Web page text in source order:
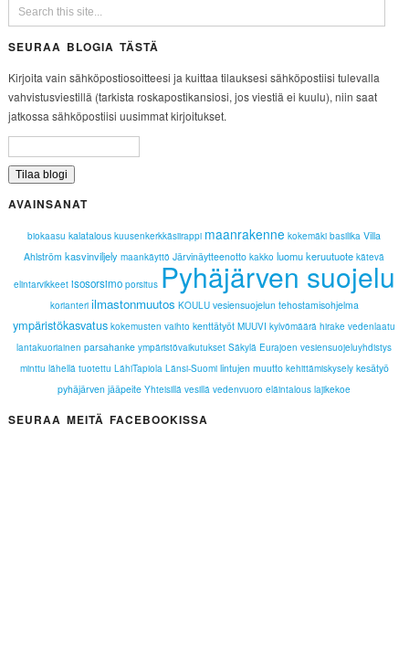
SEURAA BLOGIA TÄSTÄ
Kirjoita vain sähköpostiosoitteesi ja kuittaa tilauksesi sähköpostiisi tulevalla
vahvistusviestillä (tarkista roskapostikansiosi, jos viestiä ei kuulu), niin saat
jatkossa sähköpostiisi uusimmat kirjoitukset.
AVAINSANAT
biokaasu kalatalous kuusenkerkkäsiirappi maanrakenne kokemäki basilika Villa
Ahlström kasvinviljely maankäyttö Järvinäytteenotto kakko luomu keruutuote kätevä
elintarvikkeet isosorsimo porsitus Pyhäjärven suojelu
korianteri ilmastonmuutos KOULU vesiensuojelun tehostamisohjelma
ympäristökasvatus kokemusten vaihto kenttätyöt MUUVI kylvömäärä hirake vedenlaatu
lantakuoriainen parsahanke ympäristövaikutukset Säkylä Eurajoen vesiensuojeluyhdistys
minttu lähellä tuotettu LähiTapiola Länsi-Suomi lintujen muutto kehittämiskysely kesätyö
pyhäjärven jääpeite Yhteisillä vesillä vedenvuoro eläintalous lajikekoe
SEURAA MEITÄ FACEBOOKISSA